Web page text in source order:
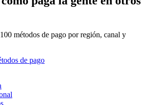
métodos de pago por región, canal y
de pago